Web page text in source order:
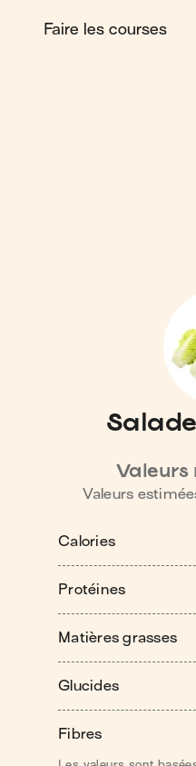
Faire les courses
Valeurs
Valeurs
Calories
Protéines
Matières grasses
Glucides
Fibres